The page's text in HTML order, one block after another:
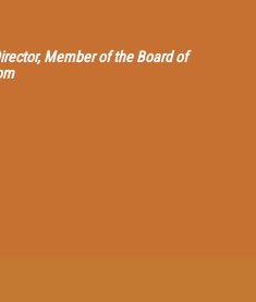
Member of the Board of